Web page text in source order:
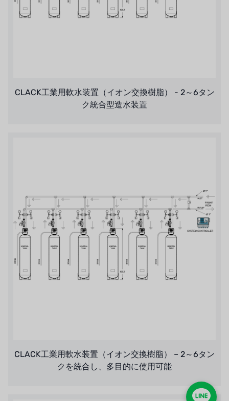
CLACK工業用軟水装置（イオン交換樹脂） - 2～6タン
ク統合型造水装置
CLACK工業用軟水装置（イオン交換樹脂） – 2～6タン
クを統合し、多目的に使用可能